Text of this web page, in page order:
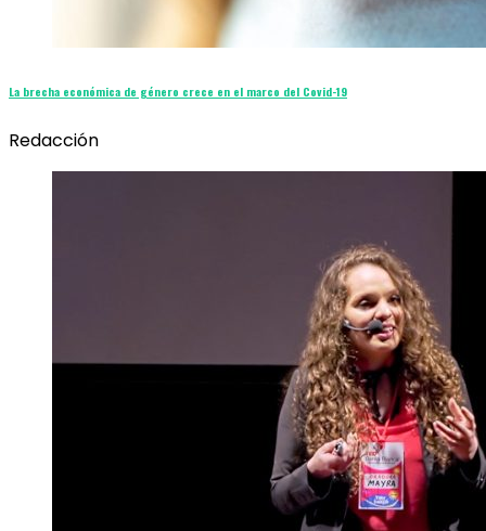
La brecha económica de género crece en el marco del Covid-19
Redacción